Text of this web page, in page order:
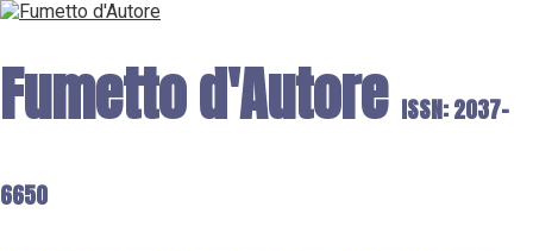
Fumetto d'Autore ISSN: 2037-
6650